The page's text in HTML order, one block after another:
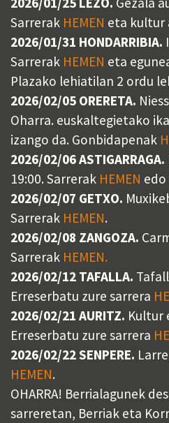
Sarrerak HEMEN eta kultur
2026/01/31 HONDARRIBIA.
Sarrerak HEMEN eta
Plazako lehiatilan 2 ordu
2026/02/05 ORERETA.
Oharra. euskaltegietako
izango da. Gonbidapenak
2026/02/06 ASTIGARRAGA.
19:00. Sarrerak HEMEN
2026/02/07 GETXO.
Sarrerak HEMEN.
2026/02/08 ZANGOZA.
Sarrerak HEMEN.
2026/02/12 TAFALLA.
Erreserbatu zure sarrera
2026/02/21 AURITZ. Kultur
Erreserbatu zure sarrera
2026/02/22 SENPERE.
HEMEN.
OHARRA! Berrialagunek
sarreretan, Berriak eta